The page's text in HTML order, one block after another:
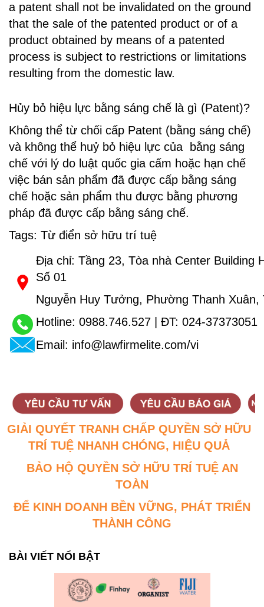
a patent shall not be invalidated on the ground
that the sale of the patented product or of a
product obtained by means of a patented
process is subject to restrictions or limitations
resulting from the domestic law.
Hủy bỏ hiệu lực bằng sáng chế là gì (Patent)?
Không thể từ chối cấp Patent (bằng sáng chế)
và không thể huỷ bỏ hiệu lực của bằng sáng
chế với lý do luật quốc gia cấm hoặc hạn chế
việc bán sản phẩm đã được cấp bằng sáng
chế hoặc sản phẩm thu được bằng phương
pháp đã được cấp bằng sáng chế.
Tags: Từ điển sở hữu trí tuệ
Địa chỉ: Tầng 23, Tòa nhà Center Building
Số 01
Nguyễn Huy Tưởng, Phường Thanh Xuân,
Hotline: 0988.746.527 | ĐT: 024-37373051
Email: info@lawfirmelite.com/vi
GIẢI QUYẾT TRANH CHẤP QUYỀN SỞ HỮU
TRÍ TUỆ NHANH CHÓNG, HIỆU QUẢ
BẢO HỘ QUYỀN SỞ HỮU TRÍ TUỆ AN
TOÀN
ĐỂ KINH DOANH BỀN VỮNG, PHÁT TRIỂN
THÀNH CÔNG
BÀI VIẾT NỔI BẬT